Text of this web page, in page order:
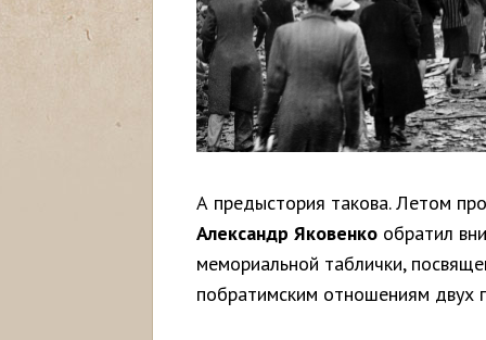
А предыстория такова. Летом
Александр Яковенко обратил
мемориальной таблички,
побратимским отношениям двух